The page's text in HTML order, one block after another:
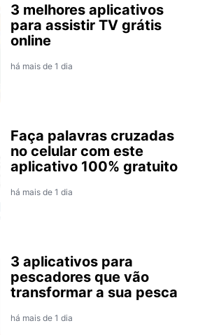
3 melhores aplicativos
para assistir TV grátis
online
há mais de 1 dia
Faça palavras cruzadas
no celular com este
aplicativo 100% gratuito
há mais de 1 dia
3 aplicativos para
pescadores que vão
transformar a sua pesca
há mais de 1 dia